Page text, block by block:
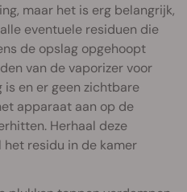
maar het is erg belangrijk,
eventuele residuen die
de opslag opgehoopt
van de vaporizer voor
en er geen zichtbare
apparaat aan op de
Herhaal deze
het residu in de kamer